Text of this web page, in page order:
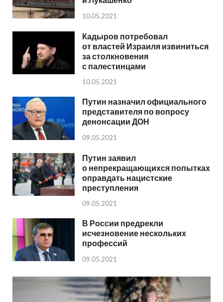
10.05.2021
Кадыров потребовал
от властей Израиля извиниться
за столкновения
с палестинцами
10.05.2021
Путин назначил официального
представителя по вопросу
денонсации ДОН
09.05.2021
Путин заявил
о непрекращающихся попытках
оправдать нацистские
преступления
09.05.2021
В России предрекли
исчезновение нескольких
профессий
09.05.2021